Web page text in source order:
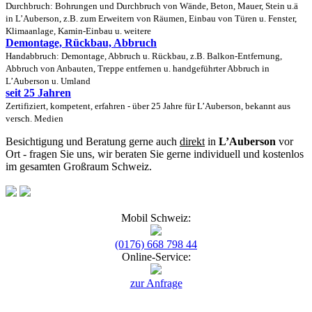
Durchbruch: Bohrungen und Durchbruch von Wände, Beton, Mauer, Stein u.ä
in L’Auberson, z.B. zum Erweitern von Räumen, Einbau von Türen u. Fenster,
Klimaanlage, Kamin-Einbau u. weitere
Demontage, Rückbau, Abbruch
Handabbruch: Demontage, Abbruch u. Rückbau, z.B. Balkon-Entfernung,
Abbruch von Anbauten, Treppe entfernen u. handgeführter Abbruch in
L’Auberson u. Umland
seit 25 Jahren
Zertifiziert, kompetent, erfahren - über 25 Jahre für L’Auberson, bekannt aus
versch. Medien
Besichtigung und Beratung gerne auch direkt in L’Auberson vor
Ort - fragen Sie uns, wir beraten Sie gerne individuell und kostenlos
im gesamten Großraum Schweiz.
Mobil Schweiz:
(0176) 668 798 44
Online-Service:
zur Anfrage